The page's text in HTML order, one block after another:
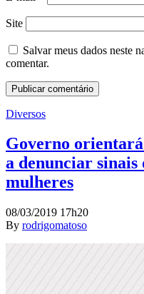
Site
Salvar meus dados neste
comentar.
Diversos
Governo
a denunciar sinais
mulheres
08/03/2019 17h20
By rodrigomatoso